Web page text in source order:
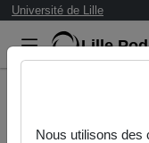
Université de Lille
Lille.Pod
Nous utilisons des